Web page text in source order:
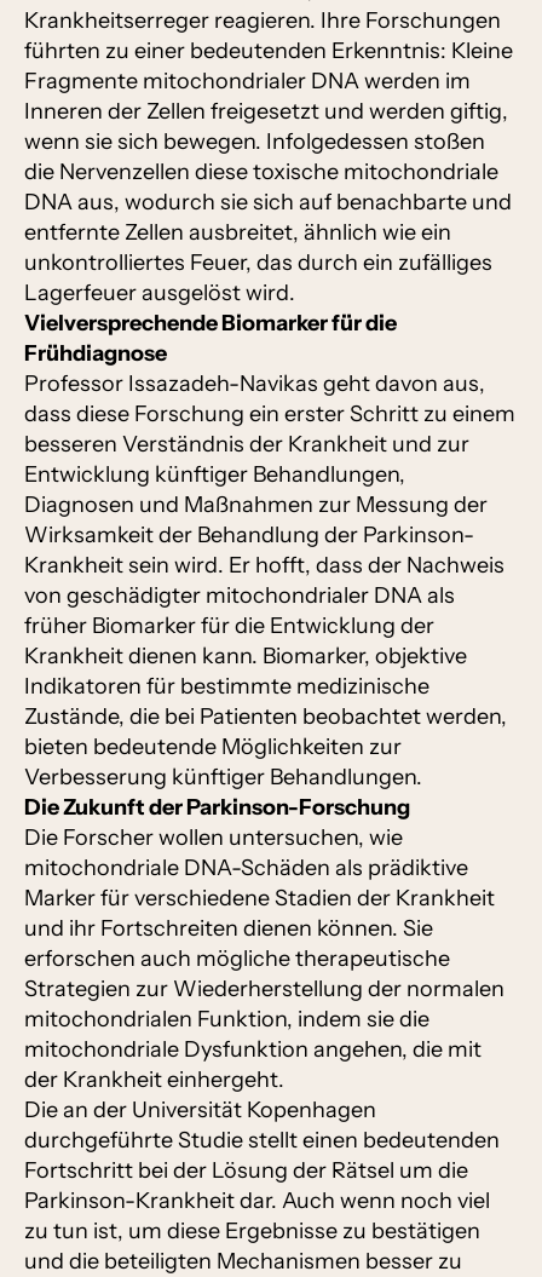
Krankheitserreger reagieren. Ihre Forschungen
führten zu einer bedeutenden Erkenntnis: Kleine
Fragmente mitochondrialer DNA werden im
Inneren der Zellen freigesetzt und werden giftig,
wenn sie sich bewegen. Infolgedessen stoßen
die Nervenzellen diese toxische mitochondriale
DNA aus, wodurch sie sich auf benachbarte und
entfernte Zellen ausbreitet, ähnlich wie ein
unkontrolliertes Feuer, das durch ein zufälliges
Lagerfeuer ausgelöst wird.
Vielversprechende Biomarker für die
Frühdiagnose
Professor Issazadeh-Navikas geht davon aus,
dass diese Forschung ein erster Schritt zu einem
besseren Verständnis der Krankheit und zur
Entwicklung künftiger Behandlungen,
Diagnosen und Maßnahmen zur Messung der
Wirksamkeit der Behandlung der Parkinson-
Krankheit sein wird. Er hofft, dass der Nachweis
von geschädigter mitochondrialer DNA als
früher Biomarker für die Entwicklung der
Krankheit dienen kann. Biomarker, objektive
Indikatoren für bestimmte medizinische
Zustände, die bei Patienten beobachtet werden,
bieten bedeutende Möglichkeiten zur
Verbesserung künftiger Behandlungen.
Die Zukunft der Parkinson-Forschung
Die Forscher wollen untersuchen, wie
mitochondriale DNA-Schäden als prädiktive
Marker für verschiedene Stadien der Krankheit
und ihr Fortschreiten dienen können. Sie
erforschen auch mögliche therapeutische
Strategien zur Wiederherstellung der normalen
mitochondrialen Funktion, indem sie die
mitochondriale Dysfunktion angehen, die mit
der Krankheit einhergeht.
Die an der Universität Kopenhagen
durchgeführte Studie stellt einen bedeutenden
Fortschritt bei der Lösung der Rätsel um die
Parkinson-Krankheit dar. Auch wenn noch viel
zu tun ist, um diese Ergebnisse zu bestätigen
und die beteiligten Mechanismen besser zu